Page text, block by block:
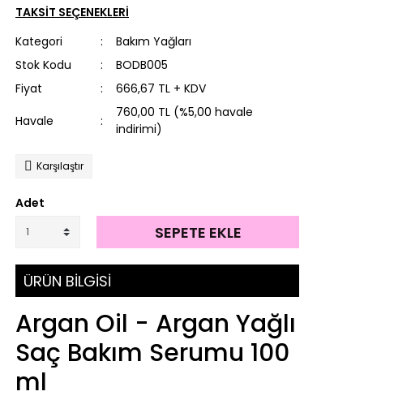
TAKSİT SEÇENEKLERİ
Kategori
Bakım Yağları
Stok Kodu
BODB005
Fiyat
666,67 TL + KDV
Havale
760,00 TL (%5,00 havale
indirimi)
Karşılaştır
Adet
SEPETE EKLE
ÜRÜN BİLGİSİ
Argan Oil - Argan Yağlı
Saç Bakım Serumu 100
ml